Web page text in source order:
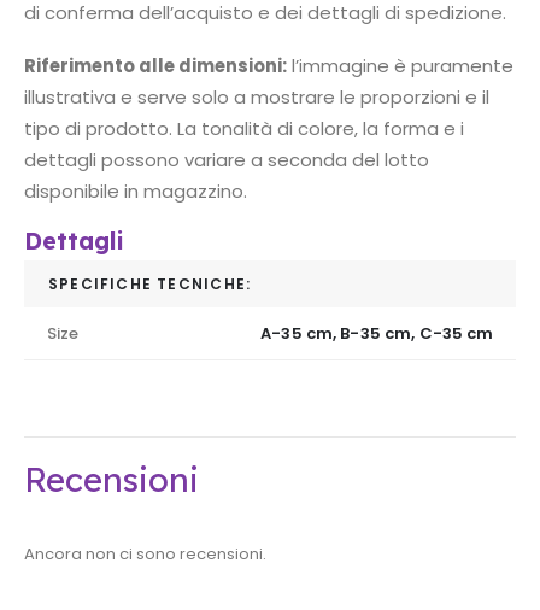
di conferma dell’acquisto e dei dettagli di spedizione.
Riferimento alle dimensioni:l’immagine è puramente
illustrativa e serve solo a mostrare le proporzioni e il
tipo di prodotto. La tonalità di colore, la forma e i
dettagli possono variare a seconda del lotto
disponibile in magazzino.
Dettagli
SPECIFICHE TECNICHE:
Size A-35 cm, B-35 cm, C-35 cm
Recensioni
Ancora non ci sono recensioni.